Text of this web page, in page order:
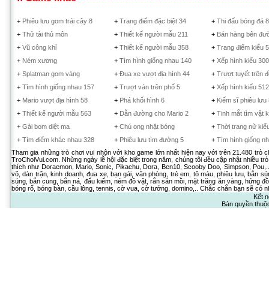
+ Phiêu lưu gom trái cây 8 + Trang điểm đặc biệt 34 + Thi đấu bóng đá 8
+ Thử tài thủ môn + Thiết kế người mẫu 211 + Bán hàng bên
+ Vũ công khỉ + Thiết kế người mẫu 358 + Trang điểm kiểu
+ Ném xương + Tìm hình giống nhau 140 + Xếp hình kiểu 300
+ Splatman gom vàng + Đua xe vượt địa hình 44 + Trượt tuyết trên
+ Tìm hình giống nhau 157 + Trượt ván trên phố 5 + Xếp hình kiểu 512
+ Mario vượt địa hình 58 + Phá khối hình 6 + Kiếm sĩ phiêu lưu
+ Thiết kế người mẫu 563 + Dẫn đường cho Mario 2 + Tinh mắt tìm vật
+ Gài bom diệt ma + Chú ong nhặt bóng + Thời trang nữ
+ Tìm điểm khác nhau 328 + Phiêu lưu tìm đường 5 + Tìm hình giống
Tham gia những trò chơi vui nhộn với kho game lớn nhất hiện nay với trên 21.480
TroChoiVui.com. Những ngày lễ hội đặc biệt trong năm, chúng tôi đều cập nhật nhiều
thích như Doraemon, Mario, Sonic, Pikachu, Dora, Ben10, Scooby Doo, Simpson,
võ, dàn trận, kinh doanh, đua xe, bạn gái, văn phòng, trẻ em, tô màu, phiêu lưu, bắn
súng, bắn cung, bắn ná, đấu kiếm, ném đồ vật, rắn săn mồi, mặt trăng ăn vàng,
bóng rổ, bóng bàn, cầu lông, tennis, cờ vua, cờ tướng, domino,.. Chắc chắn bạn sẽ có
Kết
Bản quyền